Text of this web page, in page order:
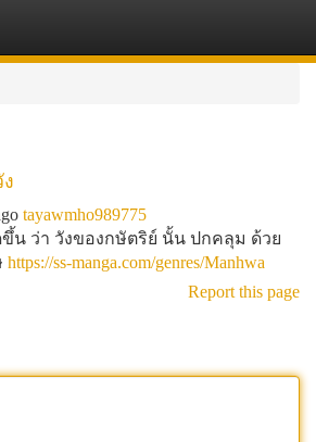
tayawmho989775
ขึ้น ว่า วังของกษัตริย์ นั้น ปกคลุม ด้วย
https://ss-manga.com/genres/Manhwa
Report this page